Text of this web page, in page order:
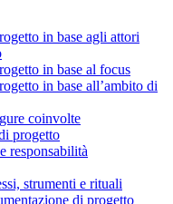
in base agli attori
in base al focus
in base all’ambito di
coinvolte
progetto
responsabilità
strumenti e rituali
di progetto